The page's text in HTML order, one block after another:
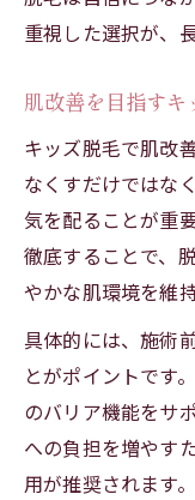
重視した選択が、
肌改善を目指す
キッズ脱毛で肌改
なくすだけではな
気を配ることが重
徹底することで、
やかな肌環境を維
具体的には、施術
とがポイントです
のバリア機能をサ
への負担を増やす
用が推奨されます。